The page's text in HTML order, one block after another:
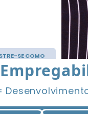
SE COMO